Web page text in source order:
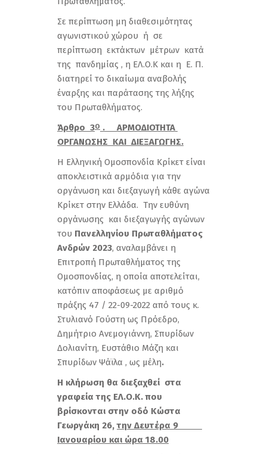
Σε περίπτωση μη διαθεσιμότητας
αγωνιστικού χώρου ή σε
περίπτωση εκτάκτων μέτρων κατά
της πανδημίας , η ΕΛ.Ο.Κ και η Ε. Π.
διατηρεί το δικαίωμα αναβολής
έναρξης και παράτασης της λήξης
του Πρωταθλήματος.
Άρθρο 3Ο . ΑΡΜΟΔΙΟΤΗΤΑ
ΟΡΓΑΝΩΣΗΣ ΚΑΙ ΔΙΕΞΑΓΩΓΗΣ.
Η Ελληνική Ομοσπονδία Κρίκετ είναι
αποκλειστικά αρμόδια για την
οργάνωση και διεξαγωγή κάθε αγώνα
Κρίκετ στην Ελλάδα. Την ευθύνη
οργάνωσης και διεξαγωγής αγώνων
του Πανελληνίου Πρωταθλήματος
Ανδρών 2023, αναλαμβάνει η
Επιτροπή Πρωταθλήματος της
Ομοσπονδίας, η οποία αποτελείται,
κατόπιν αποφάσεως με αριθμό
πράξης 47 / 22-09-2022 από τους κ.
Στυλιανό Γούστη ως Πρόεδρο,
Δημήτριο Ανεμογιάννη, Σπυρίδων
Δολιανίτη, Ευστάθιο Μάζη και
Σπυρίδων Ψάϊλα , ως μέλη.
Η κλήρωση θα διεξαχθεί στα
γραφεία της ΕΛ.Ο.Κ. που
βρίσκονται στην οδό Κώστα
Γεωργάκη 26,την Δευτέρα 9
Ιανουαρίου και ώρα 18.00